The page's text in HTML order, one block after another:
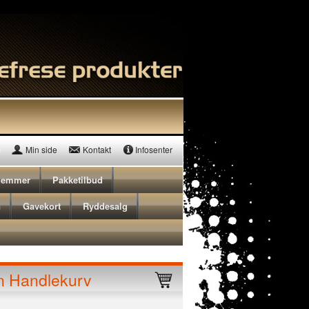
Min side Kontakt Infosenter
Pakketilbud
Gavekort
Ryddesalg
Handlekurv
Triton TPL180B, høvel